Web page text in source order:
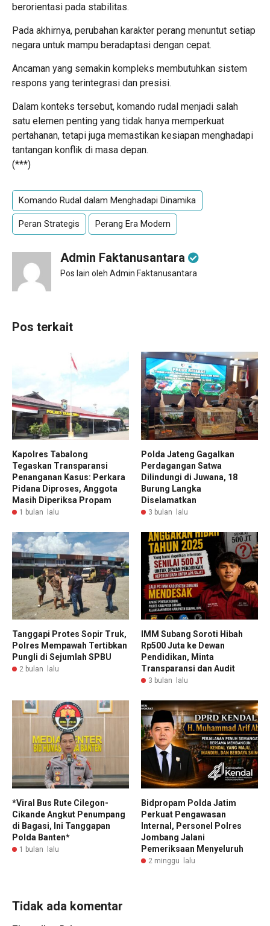
berorientasi pada stabilitas.
Pada akhirnya, perubahan karakter perang menuntut setiap
negara untuk mampu beradaptasi dengan cepat.
Ancaman yang semakin kompleks membutuhkan sistem
respons yang terintegrasi dan presisi.
Dalam konteks tersebut, komando rudal menjadi salah
satu elemen penting yang tidak hanya memperkuat
pertahanan, tetapi juga memastikan kesiapan menghadapi
tantangan konflik di masa depan.
(***)
Komando Rudal dalam Menghadapi Dinamika
Peran Strategis Perang Era Modern
Admin Faktanusantara
Pos lain oleh Admin Faktanusantara
Pos terkait
Kapolres Tabalong
Tegaskan Transparansi
Penanganan Kasus: Perkara
Pidana Diproses, Anggota
Masih Diperiksa Propam
1 bulan lalu
Polda Jateng Gagalkan
Perdagangan Satwa
Dilindungi di Juwana, 18
Burung Langka
Diselamatkan
3 bulan lalu
Tanggapi Protes Sopir Truk,
Polres Mempawah Tertibkan
Pungli di Sejumlah SPBU
2 bulan lalu
IMM Subang Soroti Hibah
Rp500 Juta ke Dewan
Pendidikan, Minta
Transparansi dan Audit
3 bulan lalu
*Viral Bus Rute Cilegon-
Cikande Angkut Penumpang
di Bagasi, Ini Tanggapan
Polda Banten*
1 bulan lalu
Bidpropam Polda Jatim
Perkuat Pengawasan
Internal, Personel Polres
Jombang Jalani
Pemeriksaan Menyeluruh
2 minggu lalu
Tidak ada komentar